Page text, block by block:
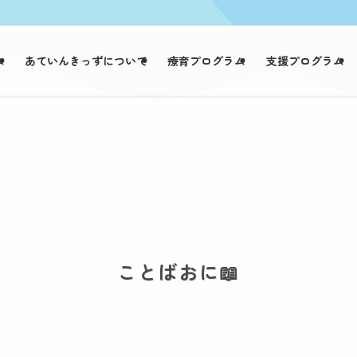
あていんきっずについて 療育プログラム 支援プログラム
ことばおに📖